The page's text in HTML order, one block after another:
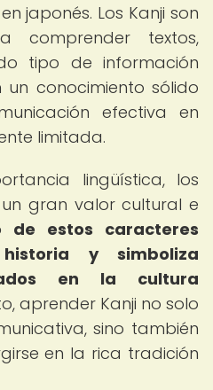
japonés. Los Kanji son
comprender textos,
tipo de información
un conocimiento sólido
efectiva en
limitada.
lingüística, los
gran valor cultural e
de estos caracteres
y simboliza
en la cultura
aprender Kanji no solo
sino también
en la rica tradición